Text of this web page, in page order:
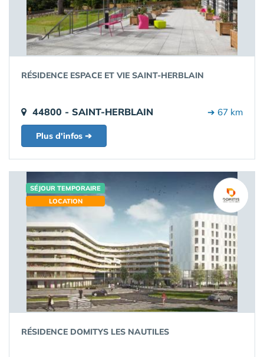
RÉSIDENCE ESPACE ET VIE SAINT-HERBLAIN
44800 - SAINT-HERBLAIN ➔ 67 km
Plus d'infos ➔
SÉJOUR TEMPORAIRE
LOCATION
RÉSIDENCE DOMITYS LES NAUTILES